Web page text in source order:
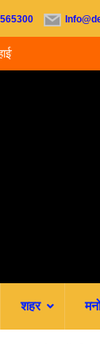
आपसी सहमति से
शहर